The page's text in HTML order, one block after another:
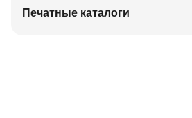
Печатные каталоги